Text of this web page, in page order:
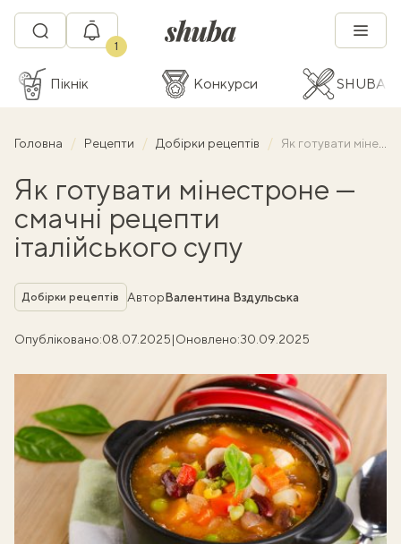
1
Пікнік Конкурси SHUBA
Головна Рецепти Добірки рецептів Як готувати мінестроне — смачні рецепти італійського супу
Як готувати мінестроне —
смачні рецепти
італійського супу
Рубрика
Добірки рецептів АвторВалентина Вздульська
Опубліковано:08.07.2025|Оновлено:30.09.2025